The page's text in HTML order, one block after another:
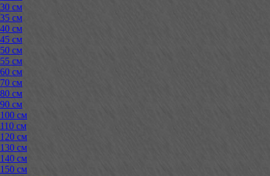
30 см
35 см
40 см
45 см
50 см
55 см
60 см
70 см
80 см
90 см
100 см
110 см
120 см
130 см
140 см
150 см